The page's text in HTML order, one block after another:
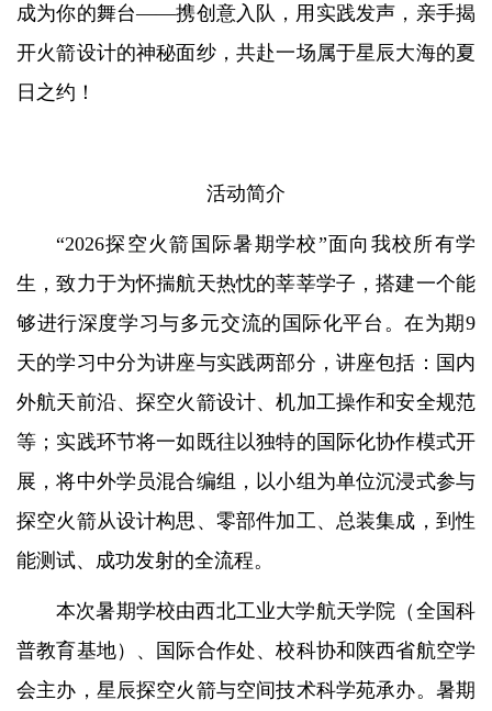
成为你的舞台——携创意入队，用实践发声，亲手揭
开火箭设计的神秘面纱，共赴一场属于星辰大海的夏
日之约！
活动简介
“2026探空火箭国际暑期学校”面向我校所有学
生，致力于为怀揣航天热忱的莘莘学子，搭建一个能
够进行深度学习与多元交流的国际化平台。在为期9
天的学习中分为讲座与实践两部分，讲座包括：国内
外航天前沿、探空火箭设计、机加工操作和安全规范
等；实践环节将一如既往以独特的国际化协作模式开
展，将中外学员混合编组，以小组为单位沉浸式参与
探空火箭从设计构思、零部件加工、总装集成，到性
能测试、成功发射的全流程。
本次暑期学校由西北工业大学航天学院（全国科
普教育基地）、国际合作处、校科协和陕西省航空学
会主办，星辰探空火箭与空间技术科学苑承办。暑期